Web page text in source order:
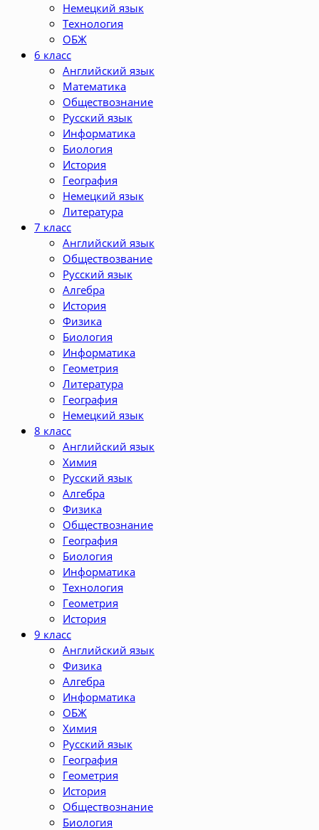
Немецкий язык
Технология
ОБЖ
6 класс
Английский язык
Математика
Обществознание
Русский язык
Информатика
Биология
История
География
Немецкий язык
Литература
7 класс
Английский язык
Обществозвание
Русский язык
Алгебра
История
Физика
Биология
Информатика
Геометрия
Литература
География
Немецкий язык
8 класс
Английский язык
Химия
Русский язык
Алгебра
Физика
Обществознание
География
Биология
Информатика
Технология
Геометрия
История
9 класс
Английский язык
Физика
Алгебра
Информатика
ОБЖ
Химия
Русский язык
География
Геометрия
История
Обществознание
Биология